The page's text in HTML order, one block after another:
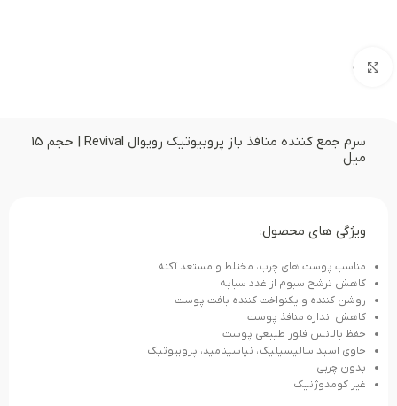
بزرگنمایی تصویر
سرم جمع کننده منافذ باز پروبیوتیک رویوال Revival | حجم 15
میل
ویژگی های محصول:
مناسب پوست های چرب، مختلط و مستعد آکنه
کاهش ترشح سبوم از غدد سبابه
روشن کننده و یکنواخت کننده بافت پوست
کاهش اندازه منافذ پوست
حفظ بالانس فلور طبیعی پوست
حاوی اسید سالیسیلیک، نیاسینامید، پروبیوتیک
بدون چربی
غیر کومدوژنیک